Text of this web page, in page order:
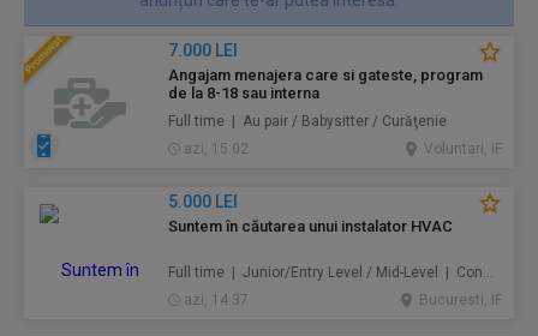
7.000 LEI
Angajam menajera care si gateste, program
de la 8-18 sau interna
Full time | Au pair / Babysitter / Curăţenie
azi, 15:02
Voluntari, IF
5.000 LEI
Suntem în căutarea unui instalator HVAC
Full time | Junior/Entry Level / Mid-Level | Construcţii / Amenajări
azi, 14:37
Bucuresti, IF